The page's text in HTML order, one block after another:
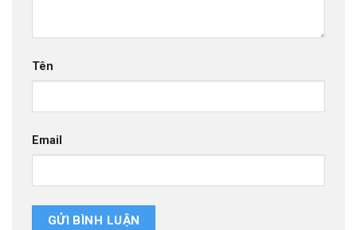
Tên
Email